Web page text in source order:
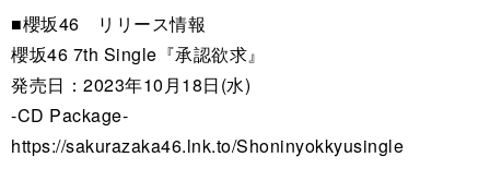
■櫻坂46 リリース情報
櫻坂46 7th Single『承認欲求』
発売日：2023年10月18日(水)
-CD Package-
https://sakurazaka46.lnk.to/Shoninyokkyusingle